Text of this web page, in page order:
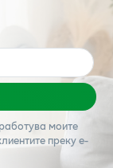
моите
преку е-